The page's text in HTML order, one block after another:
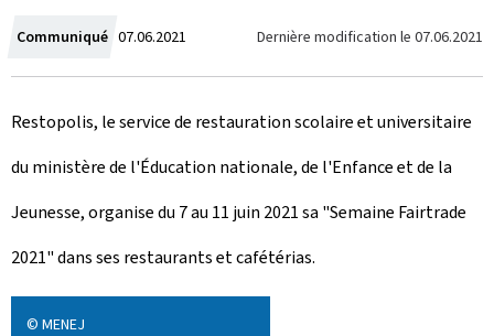
Communiqué C
r
é
e
l
e
07.06.2021 Dernière modification le 07.06.2021
Restopolis, le service de restauration scolaire et universitaire
du ministère de l'Éducation nationale, de l'Enfance et de la
Jeunesse, organise du 7 au 11 juin 2021 sa "Semaine Fairtrade
2021" dans ses restaurants et cafétérias.
© MENEJ